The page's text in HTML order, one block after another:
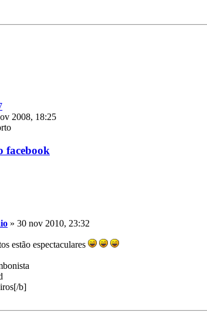
2008, 18:25
facebook
» 30 nov 2010, 23:32
estão espectaculares
b]